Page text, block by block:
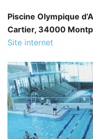
Piscine Olympique
Cartier, 34000
Site internet